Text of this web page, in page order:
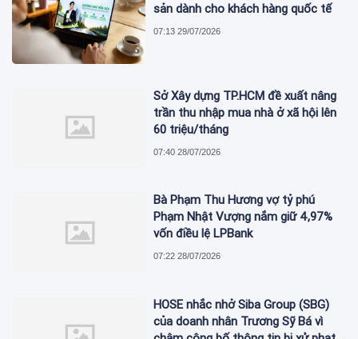
sản dành cho khách hàng quốc tế
07:13 29/07/2026
Sở Xây dựng TP.HCM đề xuất nâng
trần thu nhập mua nhà ở xã hội lên
60 triệu/tháng
07:40 28/07/2026
Bà Phạm Thu Hương vợ tỷ phú
Phạm Nhật Vượng nắm giữ 4,97%
vốn điều lệ LPBank
07:22 28/07/2026
HOSE nhắc nhở Siba Group (SBG)
của doanh nhân Trương Sỹ Bá vì